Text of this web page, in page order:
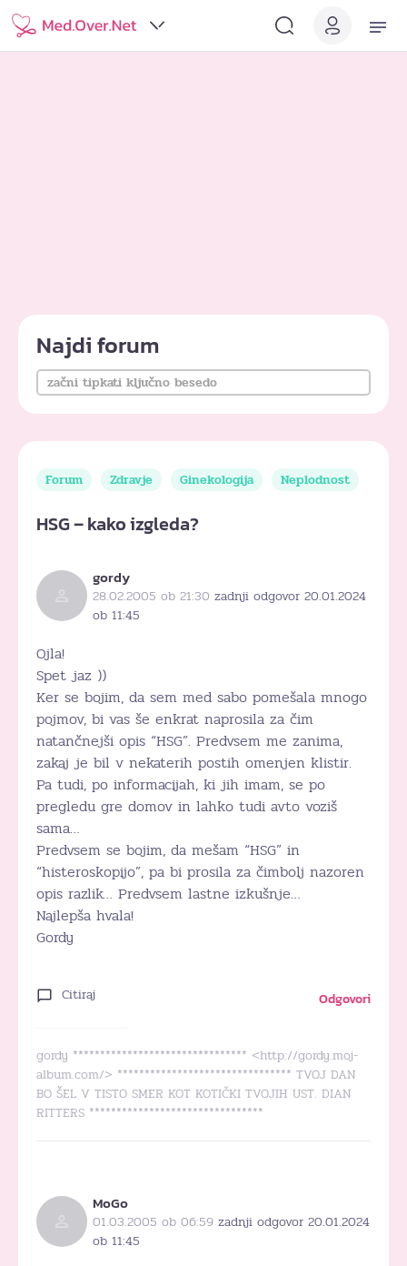
Najdi forum
Forum Zdravje Ginekologija Neplodnost
HSG – kako izgleda?
gordy
28.02.2005 ob 21:30 zadnji odgovor 20.01.2024
ob 11:45
Ojla!
Spet jaz ))
Ker se bojim, da sem med sabo pomešala mnogo
pojmov, bi vas še enkrat naprosila za čim
natančnejši opis “HSG”. Predvsem me zanima,
zakaj je bil v nekaterih postih omenjen klistir.
Pa tudi, po informacijah, ki jih imam, se po
pregledu gre domov in lahko tudi avto voziš
sama…
Predvsem se bojim, da mešam “HSG” in
“histeroskopijo”, pa bi prosila za čimbolj nazoren
opis razlik… Predvsem lastne izkušnje…
Najlepša hvala!
Gordy
Citiraj Odgovori
gordy ******************************** <http://gordy.moj-
album.com/> ******************************** TVOJ DAN
BO ŠEL V TISTO SMER KOT KOTIČKI TVOJIH UST. DIAN
RITTERS ********************************
MoGo
01.03.2005 ob 06:59 zadnji odgovor 20.01.2024
ob 11:45